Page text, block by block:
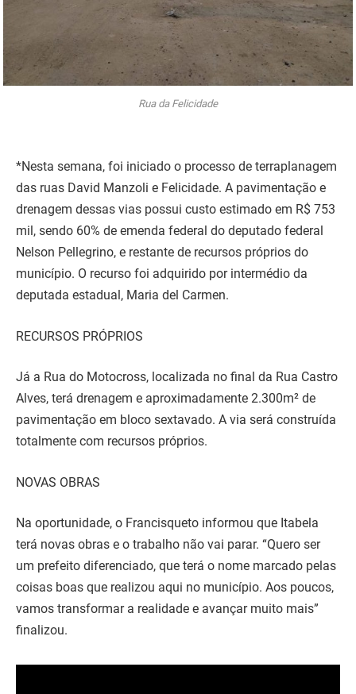
Rua da Felicidade
*Nesta semana, foi iniciado o processo de terraplanagem
das ruas David Manzoli e Felicidade. A pavimentação e
drenagem dessas vias possui custo estimado em R$ 753
mil, sendo 60% de emenda federal do deputado federal
Nelson Pellegrino, e restante de recursos próprios do
município. O recurso foi adquirido por intermédio da
deputada estadual, Maria del Carmen.
RECURSOS PRÓPRIOS
Já a Rua do Motocross, localizada no final da Rua Castro
Alves, terá drenagem e aproximadamente 2.300m² de
pavimentação em bloco sextavado. A via será construída
totalmente com recursos próprios.
NOVAS OBRAS
Na oportunidade, o Francisqueto informou que Itabela
terá novas obras e o trabalho não vai parar. “Quero ser
um prefeito diferenciado, que terá o nome marcado pelas
coisas boas que realizou aqui no município. Aos poucos,
vamos transformar a realidade e avançar muito mais”
finalizou.